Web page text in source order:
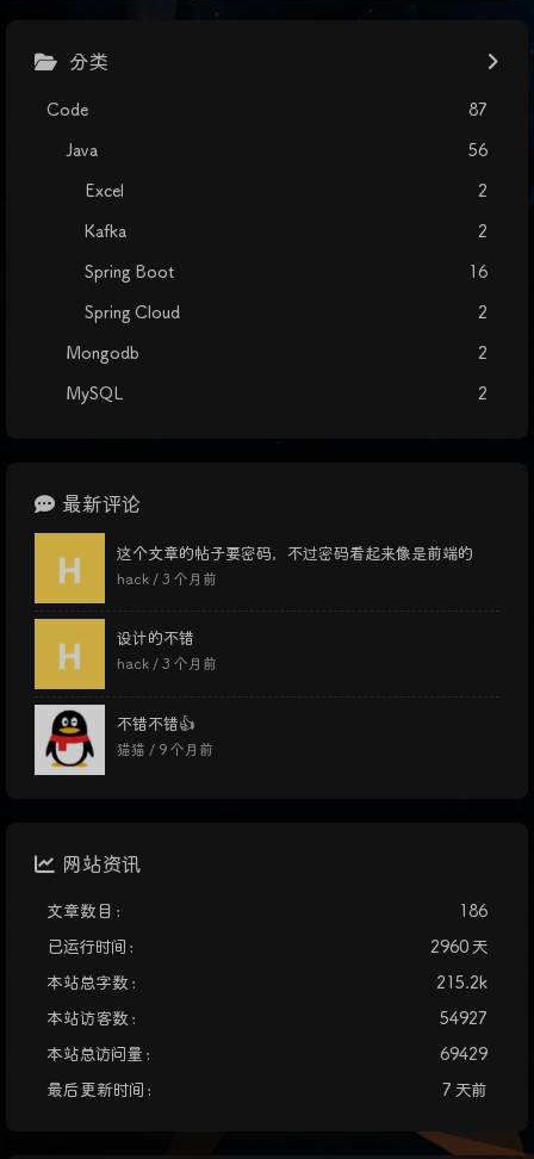
分类
Code 87
Java 56
Excel 2
Kafka 2
Spring Boot 16
Spring Cloud 2
Mongodb 2
MySQL 2
最新评论
这个文章的帖子要密码，不过密码看起来像是前端的
hack / 3 个月前
设计的不错
hack / 3 个月前
不错不错👍
猫猫 / 9 个月前
网站资讯
文章数目 :
186
已运行时间 :
2960 天
本站总字数 :
215.2k
本站访客数 :
54927
本站总访问量 :
69429
最后更新时间 :
7 天前